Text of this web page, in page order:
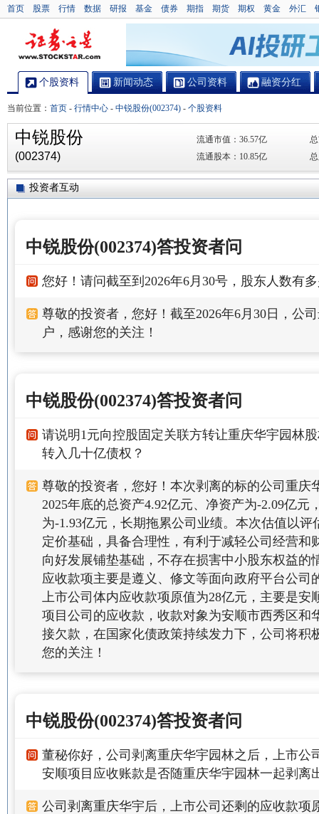
首页 股票 行情 数据 研报 基金 债券 期指 期货 期权 黄金 外汇
个股资料 新闻动态 公司资料 融资分红
当前位置： 首页 - 行情中心 - 中锐股份(002374) - 个股资料
中锐股份
(002374)
流通市值： 36.57亿
流通股本： 10.85亿
投资者互动
中锐股份(002374)答投资者问
您好！请问截至到2026年6月30号，股东人数有
尊敬的投资者，您好！截至2026年6月30日，公
户，感谢您的关注！
中锐股份(002374)答投资者问
请说明1元向控股固定关联方转让重庆华宇园林
转入几十亿债权？
尊敬的投资者，您好！本次剥离的标的公司重庆
2025年底的总资产4.92亿元、净资产为-2.09亿元
为-1.93亿元，长期拖累公司业绩。本次估值以评
定价基础，具备合理性，有利于减轻公司经营和
向好发展铺垫基础，不存在损害中小股东权益的
应收款项主要是遵义、修文等面向政府平台公司
上市公司体内应收款项原值为28亿元，主要是安
项目公司的应收款，收款对象为安顺市西秀区和
接欠款，在国家化债政策持续发力下，公司将积
您的关注！
中锐股份(002374)答投资者问
董秘你好，公司剥离重庆华宇园林之后，上市公
安顺项目应收账款是否随重庆华宇园林一起剥离
公司剥离重庆华宇后，上市公司还剩的应收款项